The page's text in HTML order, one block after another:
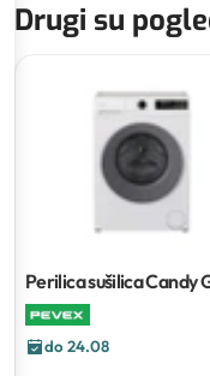
Drugi su
Perilica sušilica Candy
485SB6-S
do 24.08